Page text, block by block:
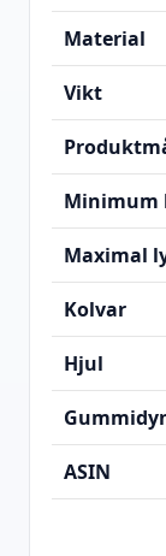
Material
Vikt
Minimum
Maximal
Kolvar
Hjul
ASIN